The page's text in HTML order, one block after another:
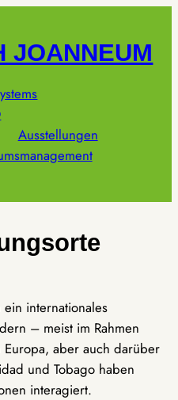
JOANNEUM
Ausstellungen
internationales
– meist im Rahmen
aber auch darüber
und Tobago haben
interagiert.